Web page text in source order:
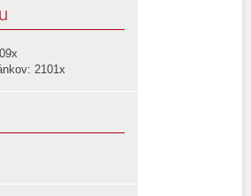
2101x